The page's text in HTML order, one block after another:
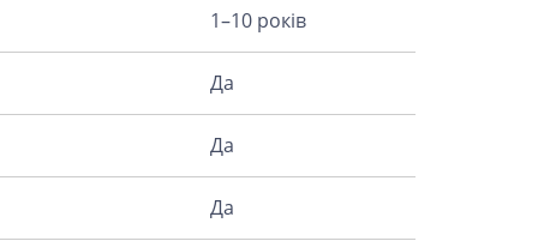
1–10 років
Да
Да
Да